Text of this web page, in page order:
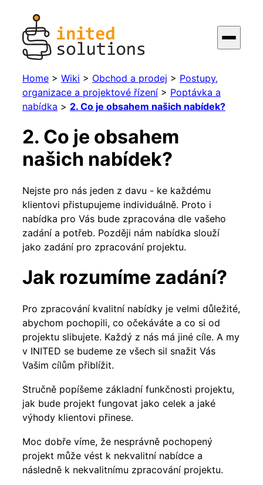
Home > Wiki > Obchod a prodej > Postupy,
organizace a projektové řízení > Poptávka a
nabídka > 2. Co je obsahem našich nabídek?
2. Co je obsahem
našich nabídek?
Nejste pro nás jeden z davu - ke každému
klientovi přistupujeme individuálně. Proto i
nabídka pro Vás bude zpracována dle vašeho
zadání a potřeb. Později nám nabídka slouží
jako zadání pro zpracování projektu.
Jak rozumíme zadání?
Pro zpracování kvalitní nabídky je velmi důležité,
abychom pochopili, co očekáváte a co si od
projektu slibujete. Každý z nás má jiné cíle. A my
v INITED se budeme ze všech sil snažit Vás
Vašim cílům přiblížit.
Stručně popíšeme základní funkčnosti projektu,
jak bude projekt fungovat jako celek a jaké
výhody klientovi přinese.
Moc dobře víme, že nesprávně pochopený
projekt může vést k nekvalitní nabídce a
následně k nekvalitnímu zpracování projektu.